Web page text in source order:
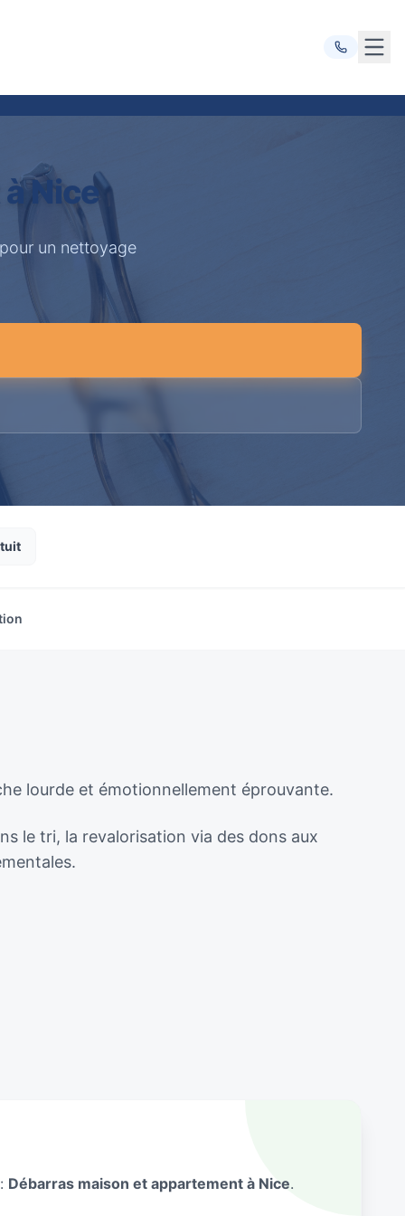
Nice
un nettoyage
lourde et émotionnellement éprouvante.
le tri, la revalorisation via des dons aux
Débarras maison et appartement à Nice.